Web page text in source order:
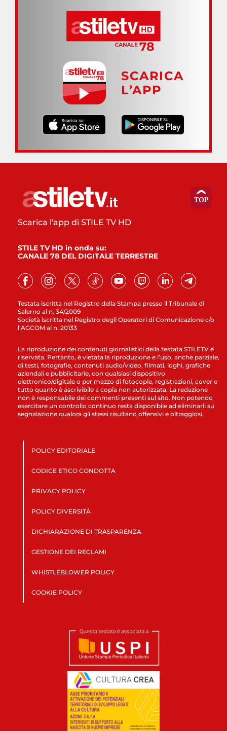
SCARICA
L’APP
Testata iscritta nel Registro della Stampa presso il Tribunale di
Salerno al n. 34/2009
Società iscritta nel Registro degli Operatori di Comunicazione c/o
l’AGCOM al n. 20133
Scarica l'app di STILE TV HD
STILE TV HD in onda su:
CANALE 78 DEL DIGITALE TERRESTRE
La riproduzione dei contenuti giornalistici della testata STILETV è
riservata. Pertanto, è vietata la riproduzione e l’uso, anche parziale,
di testi, fotografie, contenuti audio/video, filmati, loghi, grafiche
aziendali e pubblicitarie, con qualsiasi dispositivo
elettronico/digitale o per mezzo di fotocopie, registrazioni, cover e
tutto quanto è ascrivibile a copia non autorizzata. La redazione
non è responsabile dei commenti presenti sul sito. Non potendo
esercitare un controllo continuo resta disponibile ad eliminarli su
segnalazione qualora gli stessi risultano offensivi e oltraggiosi.
POLICY EDITORIALE
CODICE ETICO CONDOTTA
PRIVACY POLICY
POLICY DIVERSITÀ
DICHIARAZIONE DI TRASPARENZA
GESTIONE DEI RECLAMI
WHISTLEBLOWER POLICY
COOKIE POLICY